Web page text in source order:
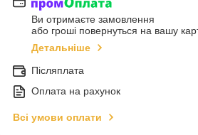
Ви отримаєте замовлення
або гроші повернуться на вашу
Детальніше
Післяплата
Оплата на рахунок
Всі умови оплати